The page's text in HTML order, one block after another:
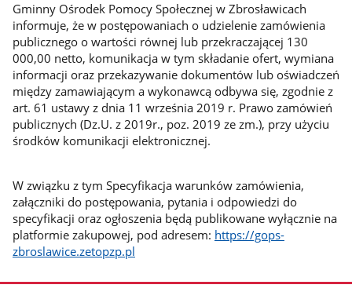
Gminny Ośrodek Pomocy Społecznej w Zbrosławicach
informuje, że w postępowaniach o udzielenie zamówienia
publicznego o wartości równej lub przekraczającej 130
000,00 netto, komunikacja w tym składanie ofert, wymiana
informacji oraz przekazywanie dokumentów lub oświadczeń
między zamawiającym a wykonawcą odbywa się, zgodnie z
art. 61 ustawy z dnia 11 września 2019 r. Prawo zamówień
publicznych (Dz.U. z 2019r., poz. 2019 ze zm.), przy użyciu
środków komunikacji elektronicznej.
W związku z tym Specyfikacja warunków zamówienia,
załączniki do postępowania, pytania i odpowiedzi do
specyfikacji oraz ogłoszenia będą publikowane wyłącznie na
platformie zakupowej, pod adresem: https://gops-
zbroslawice.zetopzp.pl